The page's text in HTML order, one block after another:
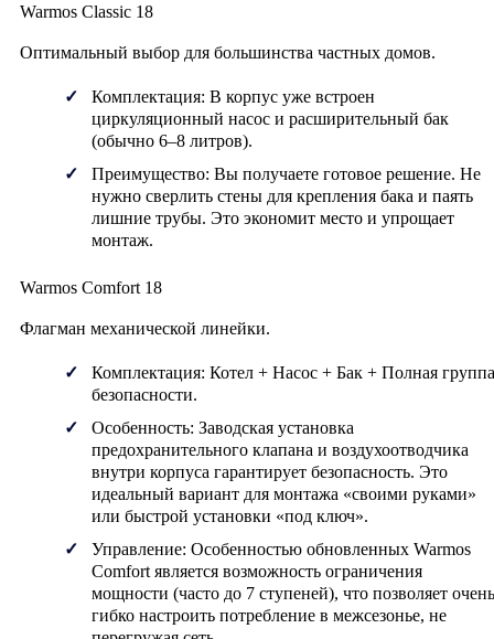
Warmos Classic 18
Оптимальный выбор для большинства частных домов.
Комплектация: В корпус уже встроен
циркуляционный насос и расширительный бак
(обычно 6–8 литров).
Преимущество: Вы получаете готовое решение. Не
нужно сверлить стены для крепления бака и паять
лишние трубы. Это экономит место и упрощает
монтаж.
Warmos Comfort 18
Флагман механической линейки.
Комплектация: Котел + Насос + Бак + Полная группа
безопасности.
Особенность: Заводская установка
предохранительного клапана и воздухоотводчика
внутри корпуса гарантирует безопасность. Это
идеальный вариант для монтажа «своими руками»
или быстрой установки «под ключ».
Управление: Особенностью обновленных Warmos
Comfort является возможность ограничения
мощности (часто до 7 ступеней), что позволяет очень
гибко настроить потребление в межсезонье, не